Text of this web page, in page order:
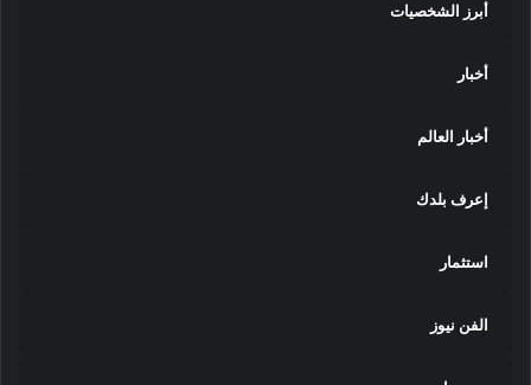
أبرز الشخصيات
أخبار
أخبار العالم
إعرف بلدك
استثمار
الفن نيوز